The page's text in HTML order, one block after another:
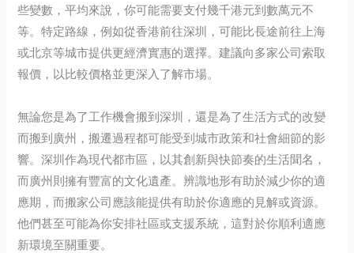
些變數，平均來說，你可能需要支付幾千港元到數萬元不
等。特定路線，例如從香港前往深圳，可能比長途前往上海
或北京等城市提供更經濟實惠的選擇。建議向多家公司索取
報價，以比較價格並更深入了解市場。
無論您是為了工作機會搬到深圳，還是為了生活方式的改變
而搬到廣州，搬遷過程都可能受到城市政策和社會細節的影
響。深圳作為現代都市區，以其創新與快節奏的生活聞名，
而廣州則擁有豐富的文化遺產。辨識地形有助於減少你的適
應期，而搬家公司應該能提供有助於你適應的見解或資源。
他們甚至可能為你安排社區或支援系統，這對於你順利適應
新環境至關重要。